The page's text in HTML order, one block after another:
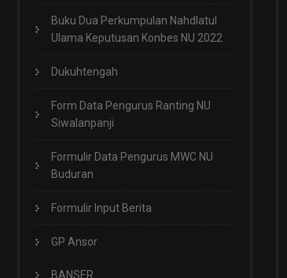
Buku Dua Perkumpulan Nahdlatul
Ulama Keputusan Konbes NU 2022
Dukuhtengah
Form Data Pengurus Ranting NU
Siwalanpanji
Formulir Data Pengurus MWC NU
Buduran
Formulir Input Berita
GP Ansor
BANSER